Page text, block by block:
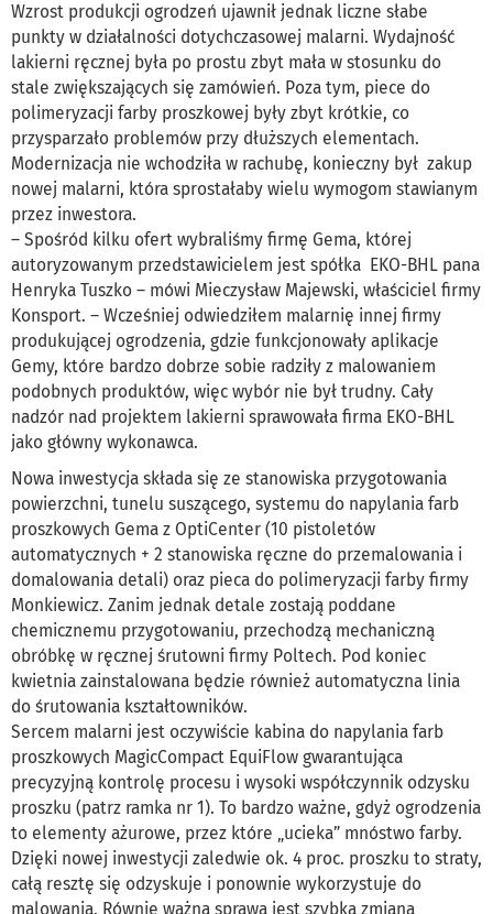
Wzrost produkcji ogrodzeń ujawnił jednak liczne słabe
punkty w działalności dotychczasowej malarni. Wydajność
lakierni ręcznej była po prostu zbyt mała w stosunku do
stale zwiększających się zamówień. Poza tym, piece do
polimeryzacji farby proszkowej były zbyt krótkie, co
przysparzało problemów przy dłuższych elementach.
Modernizacja nie wchodziła w rachubę, konieczny był zakup
nowej malarni, która sprostałaby wielu wymogom stawianym
przez inwestora.
– Spośród kilku ofert wybraliśmy firmę Gema, której
autoryzowanym przedstawicielem jest spółka EKO-BHL pana
Henryka Tuszko – mówi Mieczysław Majewski, właściciel firmy
Konsport. – Wcześniej odwiedziłem malarnię innej firmy
produkującej ogrodzenia, gdzie funkcjonowały aplikacje
Gemy, które bardzo dobrze sobie radziły z malowaniem
podobnych produktów, więc wybór nie był trudny. Cały
nadzór nad projektem lakierni sprawowała firma EKO-BHL
jako główny wykonawca.
Nowa inwestycja składa się ze stanowiska przygotowania
powierzchni, tunelu suszącego, systemu do napylania farb
proszkowych Gema z OptiCenter (10 pistoletów
automatycznych + 2 stanowiska ręczne do przemalowania i
domalowania detali) oraz pieca do polimeryzacji farby firmy
Monkiewicz. Zanim jednak detale zostają poddane
chemicznemu przygotowaniu, przechodzą mechaniczną
obróbkę w ręcznej śrutowni firmy Poltech. Pod koniec
kwietnia zainstalowana będzie również automatyczna linia
do śrutowania kształtowników.
Sercem malarni jest oczywiście kabina do napylania farb
proszkowych MagicCompact EquiFlow gwarantująca
precyzyjną kontrolę procesu i wysoki współczynnik odzysku
proszku (patrz ramka nr 1). To bardzo ważne, gdyż ogrodzenia
to elementy ażurowe, przez które „ucieka” mnóstwo farby.
Dzięki nowej inwestycji zaledwie ok. 4 proc. proszku to straty,
całą resztę się odzyskuje i ponownie wykorzystuje do
malowania. Równie ważną sprawą jest szybka zmiana